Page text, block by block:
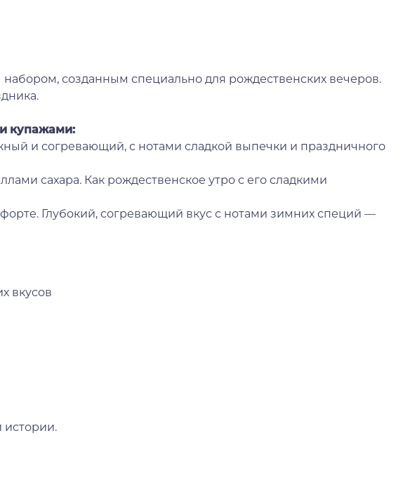
созданным специально для рождественских вечеров.
купажами:
и согревающий, с нотами сладкой выпечки и праздничного
сахара. Как рождественское утро с его сладкими
Глубокий, согревающий вкус с нотами зимних специй —
вкусов
истории.